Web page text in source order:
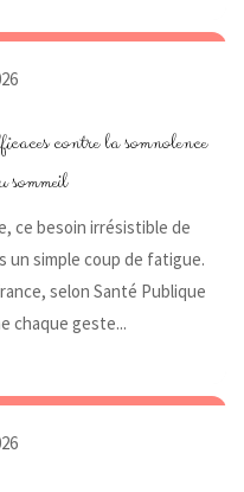
contre la somnolence
sommeil
ce besoin irrésistible de
un simple coup de fatigue.
selon Santé Publique
chaque geste...